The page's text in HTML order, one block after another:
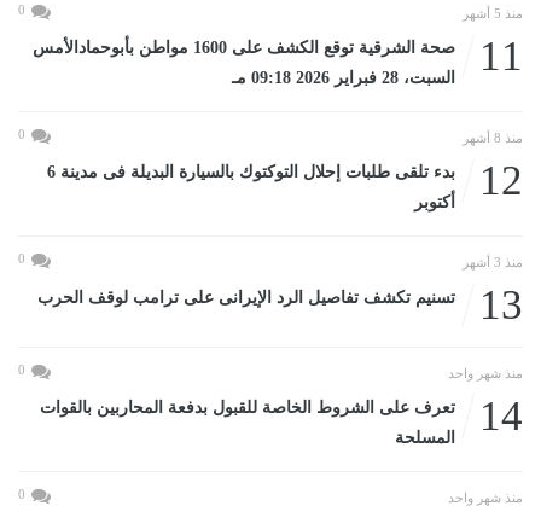
منذ 5 أشهر 0
11
صحة الشرقية توقع الكشف على 1600 مواطن بأبوحمادالأمس
السبت، 28 فبراير 2026 09:18 مـ
منذ 8 أشهر 0
12
بدء تلقى طلبات إحلال التوكتوك بالسيارة البديلة فى مدينة 6
أكتوبر
منذ 3 أشهر 0
13 تسنيم تكشف تفاصيل الرد الإيرانى على ترامب لوقف الحرب
منذ شهر واحد 0
14
تعرف على الشروط الخاصة للقبول بدفعة المحاربين بالقوات
المسلحة
منذ شهر واحد 0